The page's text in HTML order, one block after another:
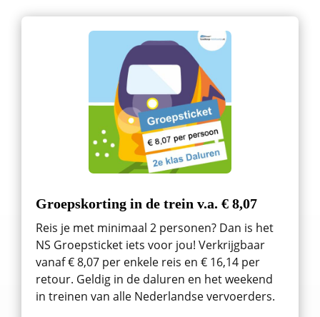
Groepskorting in de trein v.a. € 8,07
Reis je met minimaal 2 personen? Dan is het
NS Groepsticket iets voor jou! Verkrijgbaar
vanaf € 8,07 per enkele reis en € 16,14 per
retour. Geldig in de daluren en het weekend
in treinen van alle Nederlandse vervoerders.